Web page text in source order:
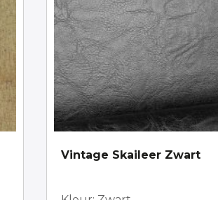
Vintage Skaileer Zwart